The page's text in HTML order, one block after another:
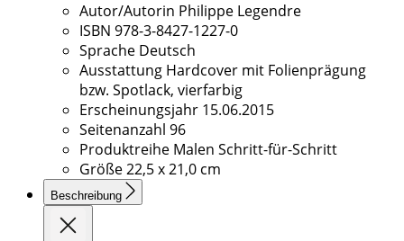
Autor/Autorin Philippe Legendre
ISBN 978-3-8427-1227-0
Sprache Deutsch
Ausstattung Hardcover mit Folienprägung
bzw. Spotlack, vierfarbig
Erscheinungsjahr 15.06.2015
Seitenanzahl 96
Produktreihe Malen Schritt-für-Schritt
Größe22,5 x 21,0 cm
Beschreibung